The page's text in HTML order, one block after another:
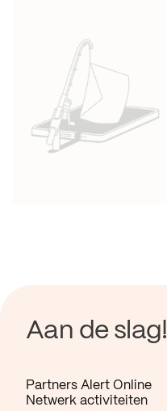
Aan de slag!
Partners Alert Online
Netwerk activiteiten